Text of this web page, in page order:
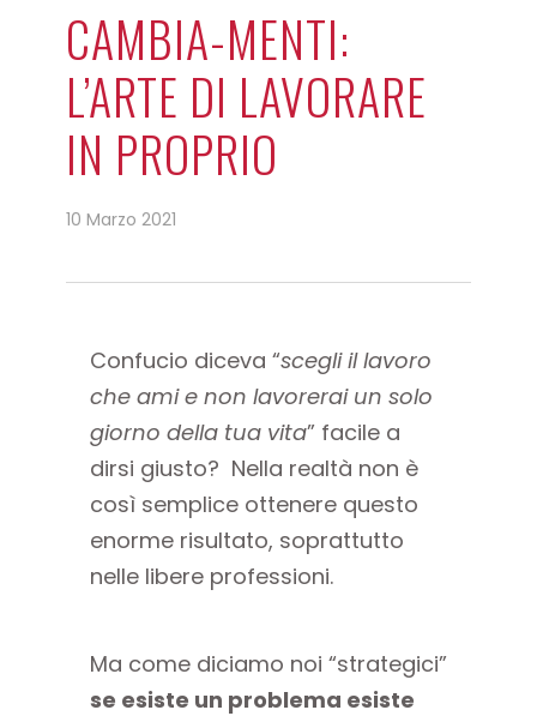
CAMBIA-MENTI:
L’ARTE DI LAVORARE
IN PROPRIO
10 Marzo 2021
Confucio diceva “scegli il lavoro
che ami e non lavorerai un solo
giorno della tua vita” facile a
dirsi giusto? Nella realtà non è
così semplice ottenere questo
enorme risultato, soprattutto
nelle libere professioni.
Ma come diciamo noi “strategici”
se esiste un problema esiste